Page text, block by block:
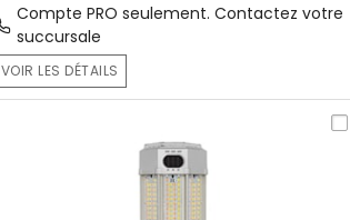
Compte PRO seulement. Contactez votre
succursale
VOIR LES DÉTAILS